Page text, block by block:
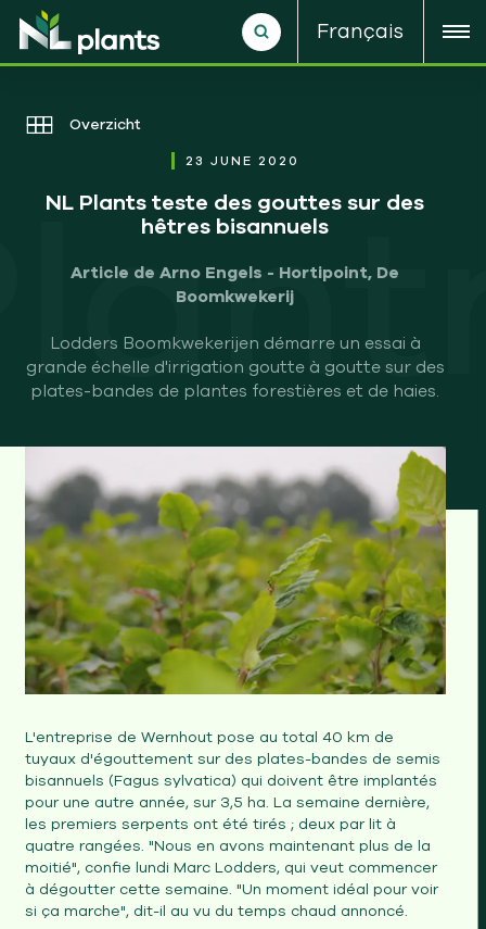
Français
Overzicht
23 JUNE 2020
NL Plants teste des gouttes sur des
hêtres bisannuels
Article de Arno Engels - Hortipoint, De
Boomkwekerij
Lodders Boomkwekerijen démarre un essai à
grande échelle d'irrigation goutte à goutte sur des
plates-bandes de plantes forestières et de haies.
L'entreprise de Wernhout pose au total 40 km de
tuyaux d'égouttement sur des plates-bandes de semis
bisannuels (Fagus sylvatica) qui doivent être implantés
pour une autre année, sur 3,5 ha. La semaine dernière,
les premiers serpents ont été tirés ; deux par lit à
quatre rangées. "Nous en avons maintenant plus de la
moitié", confie lundi Marc Lodders, qui veut commencer
à dégoutter cette semaine. "Un moment idéal pour voir
si ça marche", dit-il au vu du temps chaud annoncé.